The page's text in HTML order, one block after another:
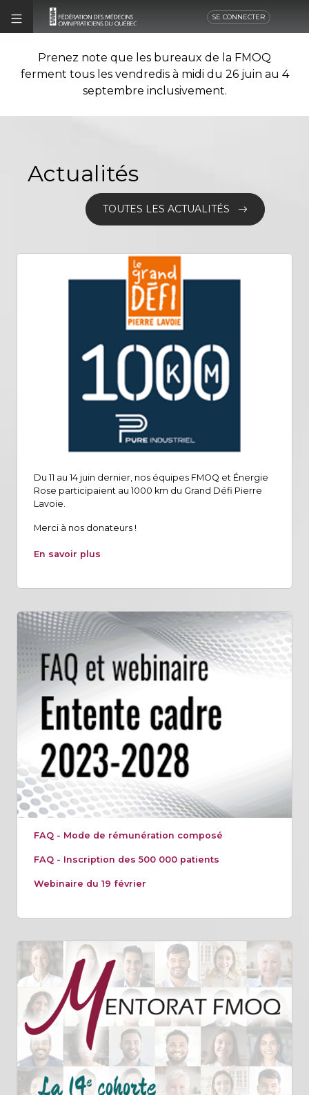
SE CONNECTER
Prenez note que les bureaux de la FMOQ
ferment tous les vendredis à midi du 26 juin au 4
septembre inclusivement.
Actualités
TOUTES LES ACTUALITÉS
Du 11 au 14 juin dernier, nos équipes FMOQ et Énergie
Rose participaient au 1000 km du Grand Défi Pierre
Lavoie.
Merci à nos donateurs !
En savoir plus
FAQ - Mode de rémunération composé
FAQ - Inscription des 500 000 patients
Webinaire du 19 février